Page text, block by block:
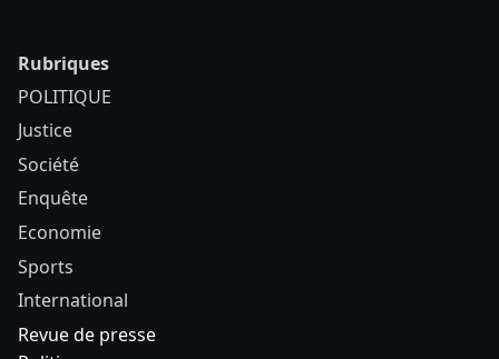
Rubriques
POLITIQUE
Justice
Société
Enquête
Economie
Sports
International
Revue de presse